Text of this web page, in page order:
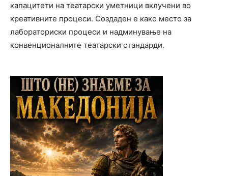
капацитети на театарски уметници вклучени во
креативните процеси. Создаден е како место за
лабораториски процеси и надминување на
конвенционалните театарски стандарди.